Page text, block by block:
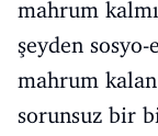
mahrum
şeyden
mahrum
sorunsuz bir